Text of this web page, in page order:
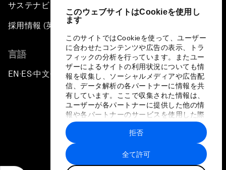
このウェブサイトはCookieを使用し
ます
このサイトではCookieを使って、ユーザー
に合わせたコンテンツや広告の表示、トラ
フィックの分析を行っています。またユー
ザーによるサイトの利用状況についても情
報を収集し、ソーシャルメディアや広告配
信、データ解析の各パートナーに情報を共
有しています。ここで収集された情報は、
ユーザーが各パートナーに提供した他の情
報や各パートナーのサービスを使用した際
に収集された情報と組み合わされ、各パー
トナーによって使用されることがありま
す。
全て許可
拒否
サステナビリティへの取り組み
採用情報 (英語のみ)
言語
EN ▪ES▪中文▪ 日本語
プライバシーポリシーと利用規約
サイトマップ